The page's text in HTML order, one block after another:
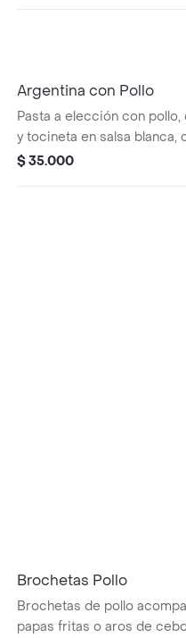
Argentina con Pollo
Pasta a elección con pollo,
y tocineta en salsa blanca,
queso parmesano. Incluye
$ 35.000
Brochetas Pollo
Brochetas de pollo
papas fritas o aros de